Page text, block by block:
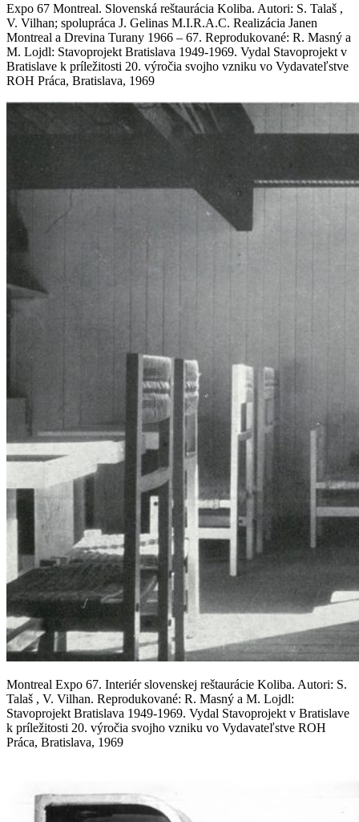
Expo 67 Montreal. Slovenská reštaurácia Koliba. Autori: S. Talaš ,
V. Vilhan; spolupráca J. Gelinas M.I.R.A.C. Realizácia Janen
Montreal a Drevina Turany 1966 – 67. Reprodukované: R. Masný a
M. Lojdl: Stavoprojekt Bratislava 1949-1969. Vydal Stavoprojekt v
Bratislave k príležitosti 20. výročia svojho vzniku vo Vydavateľstve
ROH Práca, Bratislava, 1969
Montreal Expo 67. Interiér slovenskej reštaurácie Koliba. Autori: S.
Talaš , V. Vilhan. Reprodukované: R. Masný a M. Lojdl:
Stavoprojekt Bratislava 1949-1969. Vydal Stavoprojekt v Bratislave
k príležitosti 20. výročia svojho vzniku vo Vydavateľstve ROH
Práca, Bratislava, 1969